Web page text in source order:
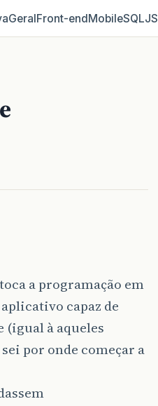
GeralFront‑endMobileSQLJS
a programação em
capaz de
(igual à aqueles
por onde começar a